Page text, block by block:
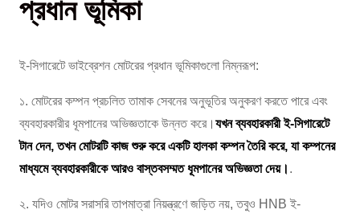
প্রধান ভূমিকা
ই-সিগারেটে ভাইব্রেশন মোটরের প্রধান ভূমিকাগুলো নিম্নরূপ:
১. মোটরের কম্পন প্রচলিত তামাক সেবনের অনুভূতির অনুকরণ করতে পারে এবং
ব্যবহারকারীর ধূমপানের অভিজ্ঞতাকে উন্নত করে।যখন ব্যবহারকারী ই-সিগারেটে
টান দেন, তখন মোটরটি কাজ শুরু করে একটি হালকা কম্পন তৈরি করে, যা কম্পনের
মাধ্যমে ব্যবহারকারীকে আরও বাস্তবসম্মত ধূমপানের অভিজ্ঞতা দেয়। .
২. যদিও মোটর সরাসরি তাপমাত্রা নিয়ন্ত্রণে জড়িত নয়, তবুও HNB ই-